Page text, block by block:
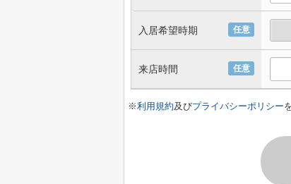
任意
入居希望時期
任意
来店時間
※利用規約及びプライバシーポリシー